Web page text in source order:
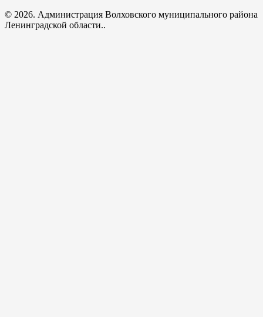
© 2026. Администрация Волховского муниципального района
Ленинградской области..